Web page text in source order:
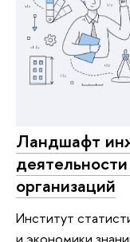
Ландшафт
организаций
Институт
и экономики